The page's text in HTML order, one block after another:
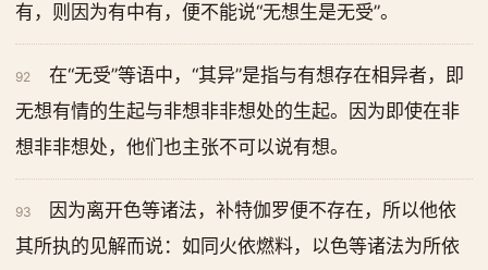
有，则因为有中有，便不能说“无想生是无受”。
92
在“无受”等语中，“其异”是指与有想存在相异者，即
无想有情的生起与非想非非想处的生起。因为即使在非
想非非想处，他们也主张不可以说有想。
93
因为离开色等诸法，补特伽罗便不存在，所以他依
其所执的见解而说：如同火依燃料，以色等诸法为所依